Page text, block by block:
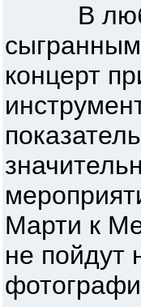
В любом
концерт
Марти к
не пойдут